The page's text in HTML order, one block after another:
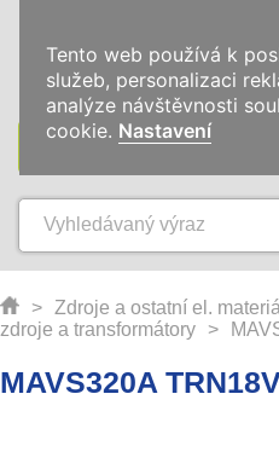
> Zdroje a ostatní el. materiál
zdroje a transformátory
>
MAVS320A
Tento web používá k
služeb, personalizaci
analýze návštěvnosti
cookie. Nastavení